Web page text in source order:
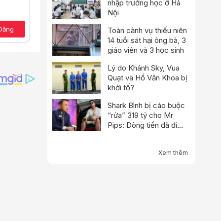
Xóa bản thảo
nhập trường học ở Hà
Nội
Toàn cảnh vụ thiếu niên
14 tuổi sát hại ông bà, 3
giáo viên và 3 học sinh
Lý do Khánh Sky, Vua
Quạt và Hồ Văn Khoa bị
khởi tố?
Shark Bình bị cáo buộc
“rửa” 319 tỷ cho Mr
Pips: Dòng tiền đã đi
Xem thêm